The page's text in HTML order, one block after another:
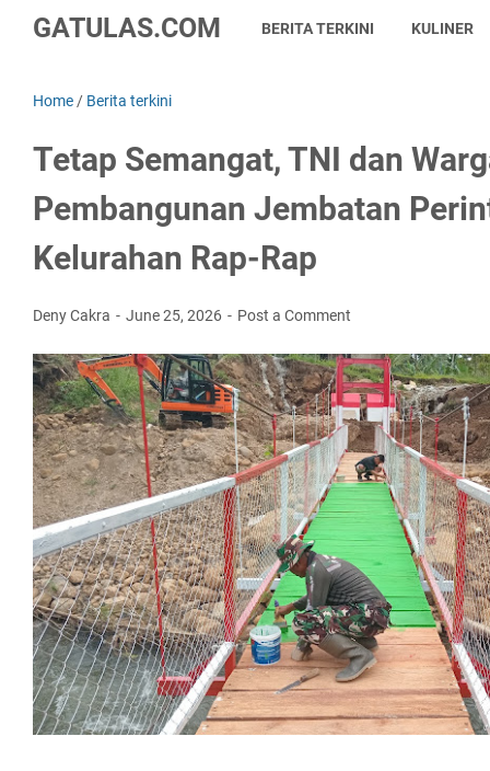
GATULAS.COM BERITA TERKINI KULINER
Home / Berita terkini
Tetap Semangat, TNI dan
Pembangunan Jembatan
Kelurahan Rap-Rap
Deny Cakra June 25, 2026 Post a Comment